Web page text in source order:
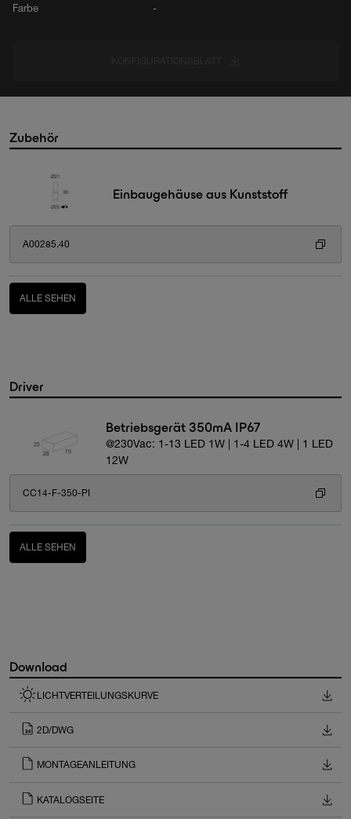
Farbe -
Zubehör
Einbaugehäuse aus Kunststoff
A00285.40
ALLE SEHEN
Driver
Betriebsgerät 350mA IP67
@230Vac: 1-13 LED 1W | 1-4 LED 4W | 1 LED
12W
CC14-F-350-PI
ALLE SEHEN
Download
LICHTVERTEILUNGSKURVE
2D/DWG
MONTAGEANLEITUNG
KATALOGSEITE